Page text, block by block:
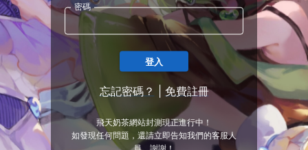
密碼
登入
忘記密碼？ 免費註冊
飛天奶茶網站封測現正進行中！
如發現任何問題，還請立即告知我們的客服人
員。謝謝！